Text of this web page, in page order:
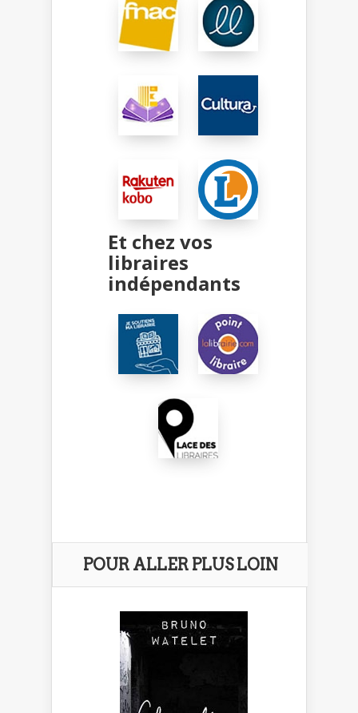
Et chez vos
libraires
indépendants
POUR ALLER PLUS LOIN